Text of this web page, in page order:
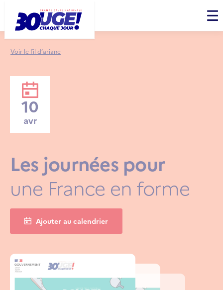
Panneau de gestion des cookies Menu
Voir le fil d’ariane
10
avr
Les journées pour
une France en forme
Ajouter au calendrier